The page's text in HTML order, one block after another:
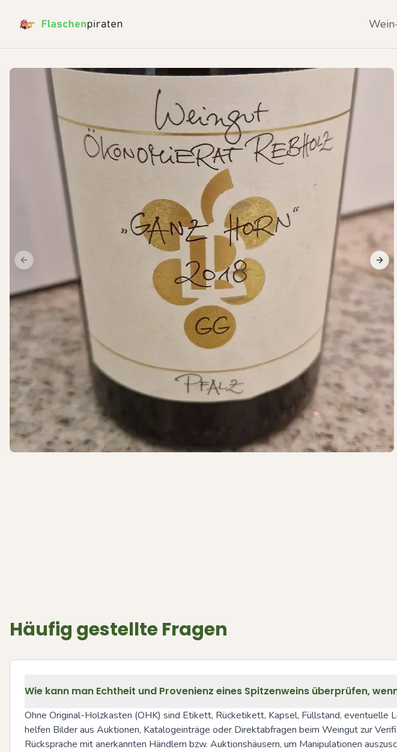
Previous slide Next
Häufig gestellte Fragen
Wie kann man Echtheit und Provenienz eines Spitzenweins überprüfen,
Ohne Original-Holzkasten (OHK) sind Etikett, Rücketikett, Kapsel, Füllstand, eventuelle
helfen Bilder aus Auktionen, Katalogeinträge oder Direktabfragen beim Weingut zur
Rücksprache mit anerkannten Händlern bzw. Auktionshäusern, um Manipulationen